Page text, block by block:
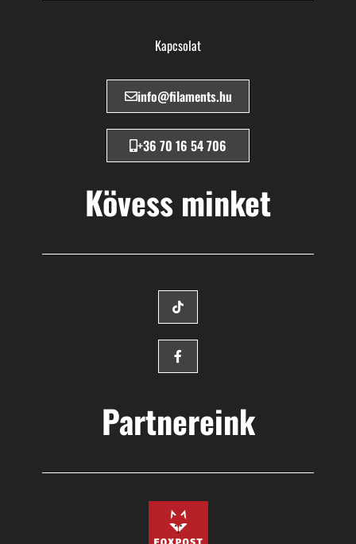
Kapcsolat
info@filaments.hu
+36 70 16 54 706
Kövess minket
Partnereink